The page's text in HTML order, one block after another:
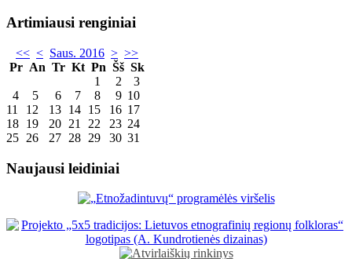
Artimiausi renginiai
<< < Saus. 2016 > >>
Pr An Tr Kt Pn Šš Sk
1
2
3
4
5 6 7 8 9 10
11
12 13 14 15 16 17
18 19 20 21 22 23 24
25 26 27 28 29 30 31
Naujausi leidiniai